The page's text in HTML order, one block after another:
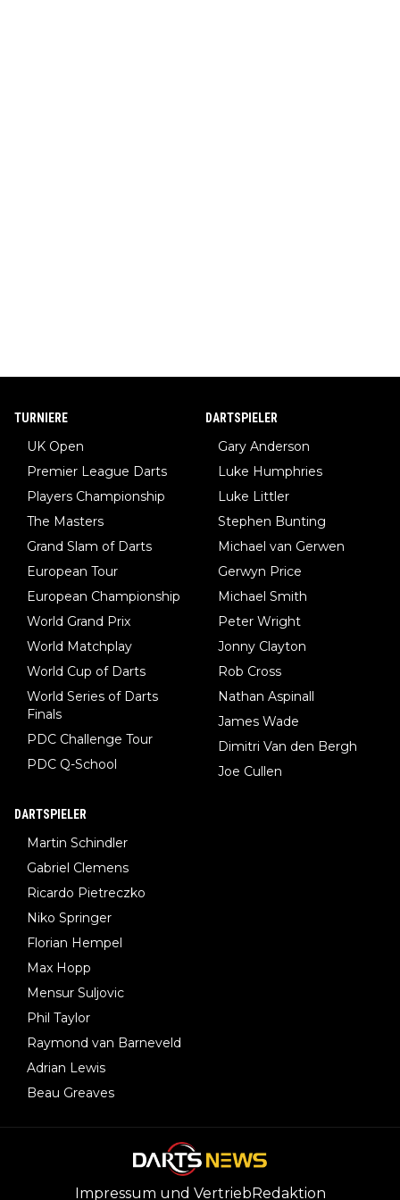
TURNIERE
UK Open
Premier League Darts
Players Championship
The Masters
Grand Slam of Darts
European Tour
European Championship
World Grand Prix
World Matchplay
World Cup of Darts
World Series of Darts
Finals
PDC Challenge Tour
PDC Q-School
DARTSPIELER
Gary Anderson
Luke Humphries
Luke Littler
Stephen Bunting
Michael van Gerwen
Gerwyn Price
Michael Smith
Peter Wright
Jonny Clayton
Rob Cross
Nathan Aspinall
James Wade
Dimitri Van den Bergh
Joe Cullen
DARTSPIELER
Martin Schindler
Gabriel Clemens
Ricardo Pietreczko
Niko Springer
Florian Hempel
Max Hopp
Mensur Suljovic
Phil Taylor
Raymond van Barneveld
Adrian Lewis
Beau Greaves
Impressum und VertriebRedaktion